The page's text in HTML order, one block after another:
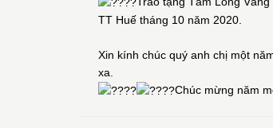
TT Huế tháng 10 năm 2020.
Xin kính chúc quý anh chị một
xa.
Chúc mừng năm